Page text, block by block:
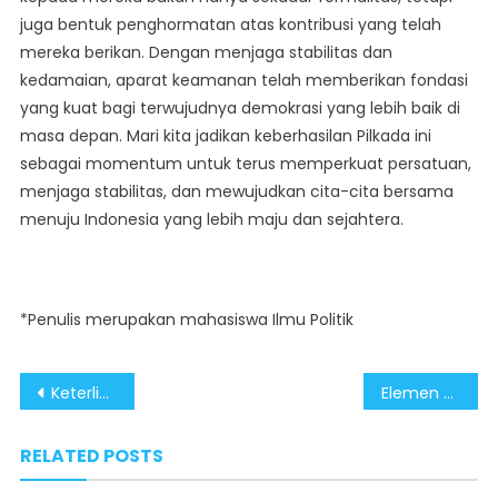
juga bentuk penghormatan atas kontribusi yang telah
mereka berikan. Dengan menjaga stabilitas dan
kedamaian, aparat keamanan telah memberikan fondasi
yang kuat bagi terwujudnya demokrasi yang lebih baik di
masa depan. Mari kita jadikan keberhasilan Pilkada ini
sebagai momentum untuk terus memperkuat persatuan,
menjaga stabilitas, dan mewujudkan cita-cita bersama
menuju Indonesia yang lebih maju dan sejahtera.
*Penulis merupakan mahasiswa Ilmu Politik
Post
Keterlibatan Pelaku UMKM Maksimalkan Dampak Positif Program MBG Elemen Masyarakat Terima dan Hormati Hasil Pilkada 2024
RELATED POSTS